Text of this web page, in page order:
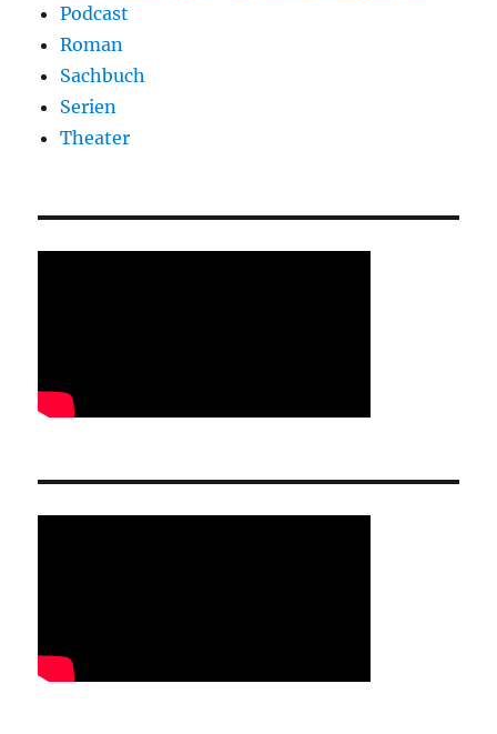
Podcast
Roman
Sachbuch
Serien
Theater